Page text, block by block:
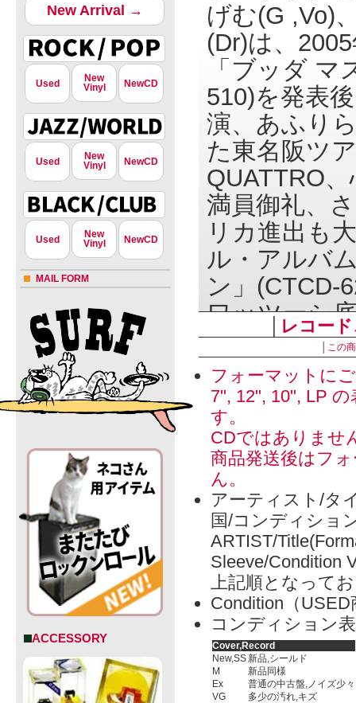
New Arrival →
Used
New
Vinyl
NewCD
Used
New
Vinyl
NewCD
Used
New
Vinyl
NewCD
MAIL FORM
ACCESSORY
げむ(G ,Vo)
(Dr)は、
「ブッダ
510)を発表
演、あふり
た東名阪ツ
QUATTRO
満員御礼、
リカ進出も
ル・アルバ
ン」(CTCD-
ワッツーシ
人間やって
ン。なりふ
等。デスト
す、究極生
どもよ覚悟
リューショ
ッダマスク
唄ガールズ
ーラス参加
国などでお
ジック)。
型番
5490
販売価格2,750円(本
購入数
枚
レコー
この
フォーマットに
7", 12", 10", LP
す。
CDではありませ
商品発送後はフ
ん。
アーティスト/タ
国/コンディショ
ARTIST/
Sleeve/Condition
上記順となって
Condition（
コンディション
Cover,Record
New,SS新品,シールド
M
新品同様
Ex
普通の中古盤,ノイズ少々
VG
多少の汚れ,キズ